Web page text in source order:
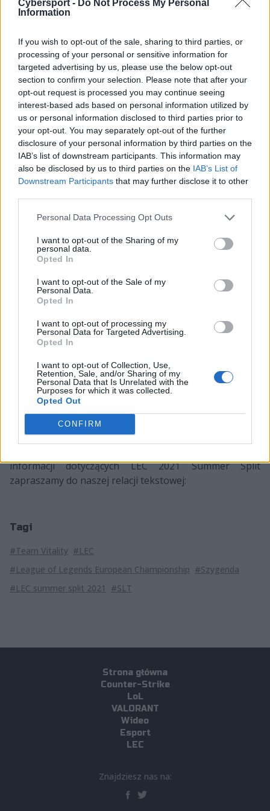
Cybersport - Do Not Process My Personal
Information
If you wish to opt-out of the sale, sharing to third parties, or
processing of your personal or sensitive information for
targeted advertising by us, please use the below opt-out
section to confirm your selection. Please note that after your
opt-out request is processed you may continue seeing
interest-based ads based on personal information utilized by
us or personal information disclosed to third parties prior to
your opt-out. You may separately opt-out of the further
disclosure of your personal information by third parties on the
IAB’s list of downstream participants. This information may
also be disclosed by us to third parties on the IAB’s List of
Downstream Participants that may further disclose it to other
Personal Data Processing Opt Outs
I want to opt-out of the Sharing of my
personal data.
Opted In
I want to opt-out of the Sale of my
Personal Data.
Opted In
I want to opt-out of processing my
Personal Data for Targeted Advertising.
Opted In
I want to opt-out of Collection, Use,
Retention, Sale, and/or Sharing of my
Personal Data that Is Unrelated with the
Purposes for which it was collected.
Opted Out
CONFIRM
Powrót syna marnotrawnego?
Wiele osób z pewnością kojarzy Szygendę ze złotej ery
AGO ROGUE, kiedy to wraz z tą ekipą sięgnął nie tylko
Vitality postanowił zakontraktować obiecującego
zawodnika do swojego składu przed wiosennym
splitem. Ta edycja nie poszła jednak po myśli
francuskiej organizacji. Pszczoły zajęły ostatnie miejsce,
co poskutkowało gruntowną przebudową składu
jeszcze przed latem. Od tamtego czasu Szygenda
bardzo dobrze i doprowadził Vitality.Bee do drugiego
miejsca w tabeli. Zespół przegrał tylko dwa spotkania z
Karmine Corp.
Vitality ma przed sobą bardzo trudnego przeciwnika.
Już w piątek o godzinie 21:00 zmierzy się z
rozpędzonym Fnatic. Następnego dnia będzie
faworytem, ponieważ podejmować będzie SK Gaming,
informacji dotyczących LEC 2021 Summer Split
zapraszamy do naszej relacji tekstowej:
Tagi
#Team Vitality #LEC
#League of Legends European Championship #Szygenda
#LEC summer split 2021
#SLT
Strona główna
Counter-Strike
LoL
VALORANT
Wideo
Esport
LEC
Znajdziesz nas na: